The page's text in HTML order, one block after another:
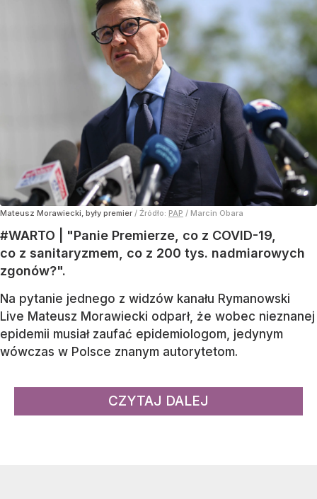
Mateusz Morawiecki, były premier / Źródło: PAP / Marcin Obara
#WARTO | "Panie Premierze, co z COVID-19,
co z sanitaryzmem, co z 200 tys. nadmiarowych
zgonów?".
Na pytanie jednego z widzów kanału Rymanowski
Live Mateusz Morawiecki odparł, że wobec nieznanej
epidemii musiał zaufać epidemiologom, jedynym
wówczas w Polsce znanym autorytetom.
CZYTAJ DALEJ